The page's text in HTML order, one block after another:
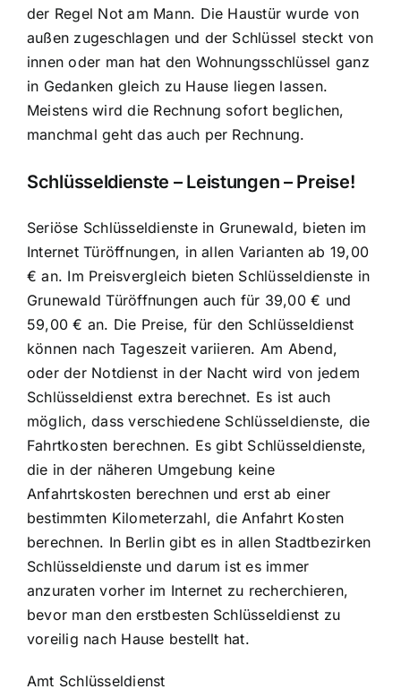
der Regel Not am Mann. Die Haustür wurde von
außen zugeschlagen und der Schlüssel steckt von
innen oder man hat den Wohnungsschlüssel ganz
in Gedanken gleich zu Hause liegen lassen.
Meistens wird die Rechnung sofort beglichen,
manchmal geht das auch per Rechnung.
Schlüsseldienste – Leistungen – Preise!
Seriöse Schlüsseldienste in Grunewald, bieten im
Internet Türöffnungen, in allen Varianten ab 19,00
€ an. Im Preisvergleich bieten Schlüsseldienste in
Grunewald Türöffnungen auch für 39,00 € und
59,00 € an. Die Preise, für den Schlüsseldienst
können nach Tageszeit variieren. Am Abend,
oder der Notdienst in der Nacht wird von jedem
Schlüsseldienst extra berechnet. Es ist auch
möglich, dass verschiedene Schlüsseldienste, die
Fahrtkosten berechnen. Es gibt Schlüsseldienste,
die in der näheren Umgebung keine
Anfahrtskosten berechnen und erst ab einer
bestimmten Kilometerzahl, die Anfahrt Kosten
berechnen. In Berlin gibt es in allen Stadtbezirken
Schlüsseldienste und darum ist es immer
anzuraten vorher im Internet zu recherchieren,
bevor man den erstbesten Schlüsseldienst zu
voreilig nach Hause bestellt hat.
Amt Schlüsseldienst